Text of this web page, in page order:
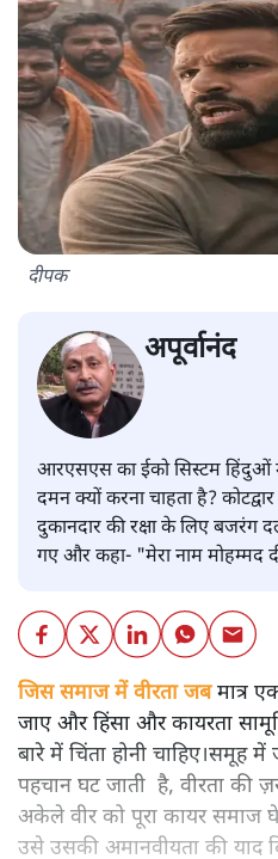
दीपक
अपूर्वानंद
आरएसएस का ईको सिस्टम हिंदुओं
दमन क्यों करना चाहता है?
दुकानदार की रक्षा के लिए बजरंग
गए और कहा- "मेरा नाम मोहम्मद
जिस समाज में वीरता जबमात्र
जाए और हिंसा और कायरता
बारे में चिंता होनी चाहिए।समूह
पहचान घट जाती है, वीरता की
अकेले वीर को पूरा कायर समाज
उसे उसकी अमानवीयता की याद